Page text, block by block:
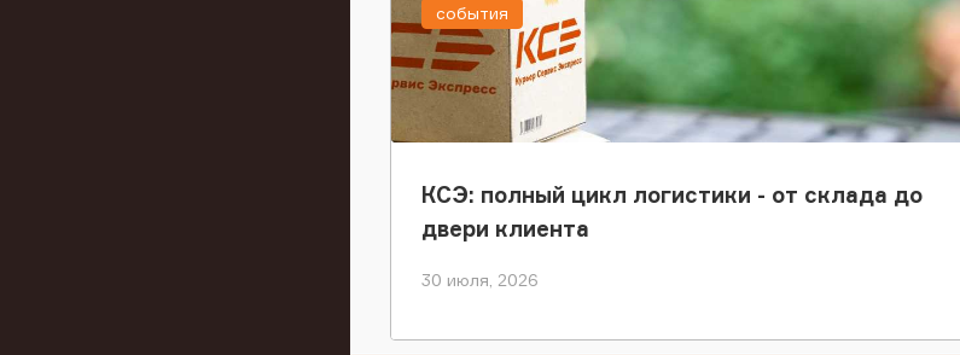
КСЭ: полный цикл логистики - от склада до
двери клиента
30 июля, 2026
события